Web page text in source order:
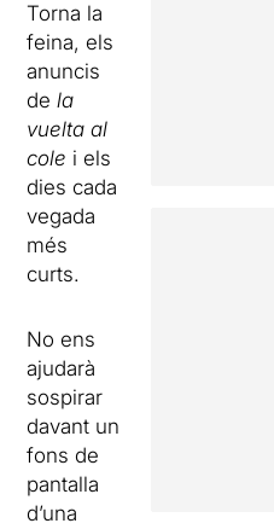
Torna la
feina, els
anuncis
dela
vuelta al
cole i els
dies cada
vegada
més
curts.
No ens
ajudarà
sospirar
davant un
fons de
pantalla
d’una